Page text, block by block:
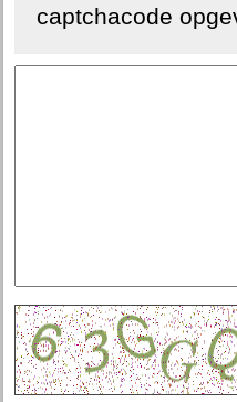
captchacode